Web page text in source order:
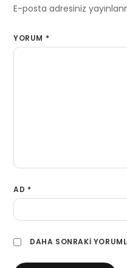
E-posta adresiniz
YORUM *
AD *
DAHA SONRAKI